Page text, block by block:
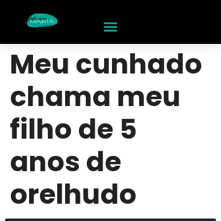
Meu cunhado
chama meu
filho de 5
anos de
orelhudo